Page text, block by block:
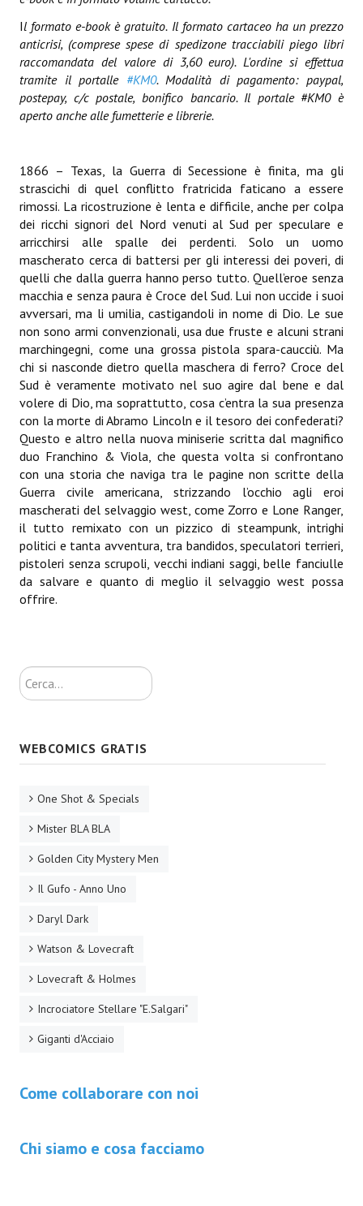
Riviste e Speciali
Be Side
Talkink
Solaris*
Saggistica
Edikolè
MetroCult
Narrativa
FantaFiction
#KM0
E-BOOK & WEBCOMICS
E-book
IrregularVerso
Daryl Dark
Lovecraft & Holmes
Watson & Lovecraft
Zeldamalincony
Associazione
Editore
Collabora con noi
Il formato e-book è gratuito. Il formato cartaceo ha un prezzo
anticrisi, (comprese spese di spedizone tracciabili piego libri
raccomandata del valore di 3,60 euro). L'ordine si effettua
tramite il portalle #KM0. Modalità di pagamento: paypal,
postepay, c/c postale, bonifico bancario. Il portale #KM0 è
aperto anche alle fumetterie e librerie.
1866 – Texas, la Guerra di Secessione è finita, ma gli
strascichi di quel conflitto fratricida faticano a essere
rimossi. La ricostruzione è lenta e difficile, anche per colpa
dei ricchi signori del Nord venuti al Sud per speculare e
arricchirsi alle spalle dei perdenti. Solo un uomo
mascherato cerca di battersi per gli interessi dei poveri, di
quelli che dalla guerra hanno perso tutto. Quell’eroe senza
macchia e senza paura è Croce del Sud. Lui non uccide i suoi
avversari, ma li umilia, castigandoli in nome di Dio. Le sue
non sono armi convenzionali, usa due fruste e alcuni strani
marchingegni, come una grossa pistola spara-caucciù. Ma
chi si nasconde dietro quella maschera di ferro? Croce del
Sud è veramente motivato nel suo agire dal bene e dal
volere di Dio, ma soprattutto, cosa c’entra la sua presenza
con la morte di Abramo Lincoln e il tesoro dei confederati?
Questo e altro nella nuova miniserie scritta dal magnifico
duo Franchino & Viola, che questa volta si confrontano
con una storia che naviga tra le pagine non scritte della
Guerra civile americana, strizzando l’occhio agli eroi
mascherati del selvaggio west, come Zorro e Lone Ranger,
il tutto remixato con un pizzico di steampunk, intrighi
politici e tanta avventura, tra bandidos, speculatori terrieri,
pistoleri senza scrupoli, vecchi indiani saggi, belle fanciulle
da salvare e quanto di meglio il selvaggio west possa
offrire.
Cerca...
WEBCOMICS GRATIS
One Shot & Specials
Mister BLA BLA
Golden City Mystery Men
Il Gufo - Anno Uno
Daryl Dark
Watson & Lovecraft
Lovecraft & Holmes
Incrociatore Stellare "E.Salgari"
Giganti d'Acciaio
Come collaborare con noi
Chi siamo e cosa facciamo